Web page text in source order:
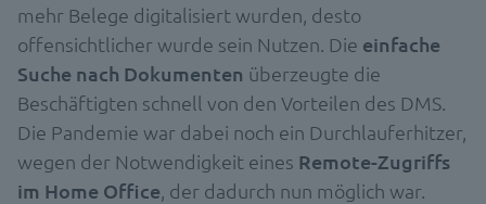
mehr Belege digitalisiert wurden, desto
offensichtlicher wurde sein Nutzen. Die einfache
Suche nach Dokumenten überzeugte die
Beschäftigten schnell von den Vorteilen des DMS.
Die Pandemie war dabei noch ein Durchlauferhitzer,
wegen der Notwendigkeit eines Remote-Zugriffs
im Home Office, der dadurch nun möglich war.